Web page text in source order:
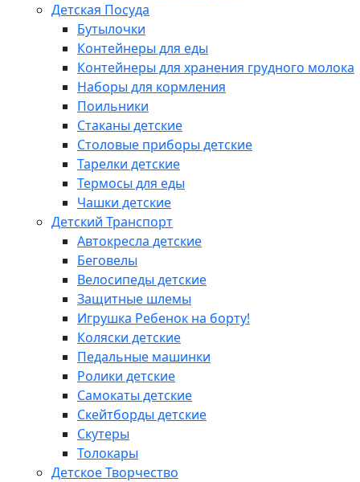
Детская Посуда
Бутылочки
Контейнеры для еды
Контейнеры для хранения грудного молока
Наборы для кормления
Поильники
Стаканы детские
Столовые приборы детские
Тарелки детские
Термосы для еды
Чашки детские
Детский Транспорт
Автокресла детские
Беговелы
Велосипеды детские
Защитные шлемы
Игрушка Ребенок на борту!
Коляски детские
Педальные машинки
Ролики детские
Самокаты детские
Скейтборды детские
Скутеры
Толокары
Детское Творчество